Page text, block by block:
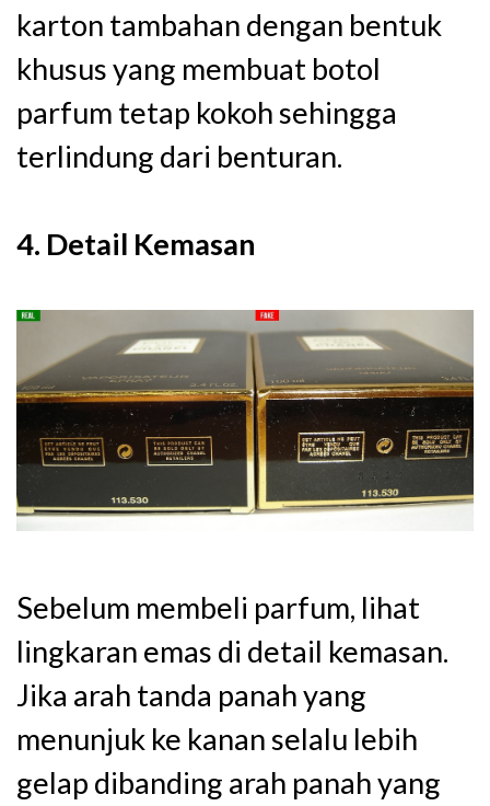
karton tambahan dengan bentuk
khusus yang membuat botol
parfum tetap kokoh sehingga
terlindung dari benturan.
4. Detail Kemasan
Sebelum membeli parfum, lihat
lingkaran emas di detail kemasan.
Jika arah tanda panah yang
menunjuk ke kanan selalu lebih
gelap dibanding arah panah yang